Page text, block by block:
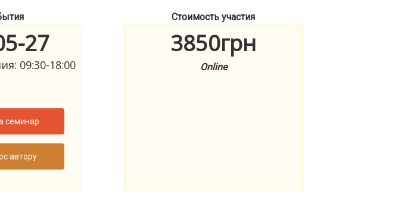
27
09:30-18:00
семинар
автору
Стоимость участия
3850грн
Online